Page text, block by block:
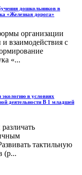
дошкольников в
«Железная дорога»
организации
и взаимодействия с
«...
экологию в условиях
деятельности В 1 младшей
тактильную
(р...